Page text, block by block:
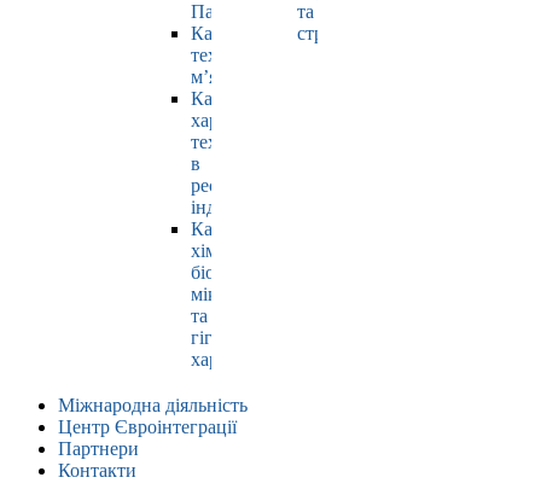
Павлюк
Кафедра
технології
м’яса
Кафедра
харчових
технологій
в
ресторанній
індустрії
Кафедра
хімії,
біохімії,
мікробіології
та
гігієни
харчування
та
страхування
Міжнародна діяльність
Центр Євроінтеграції
Партнери
Контакти